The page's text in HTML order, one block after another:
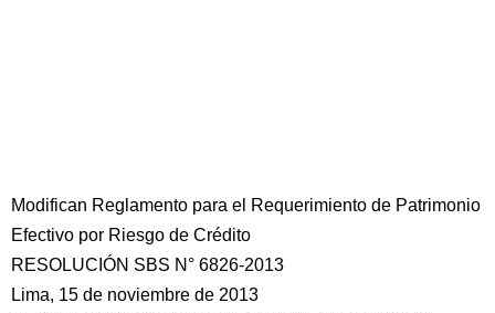
Modifican Reglamento para el Requerimiento de Patrimonio
Efectivo por Riesgo de Crédito
RESOLUCIÓN SBS N° 6826-2013
Lima, 15 de noviembre de 2013